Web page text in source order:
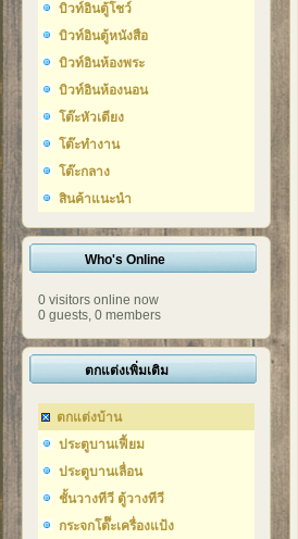
บิวท์อินตู้โชว์
บิวท์อินตู้หนังสือ
บิวท์อินห้องพระ
บิวท์อินห้องนอน
โต๊ะหัวเตียง
โต๊ะทำงาน
โต๊ะกลาง
สินค้าแนะนำ
Who's Online
0 visitors online now
0 guests, 0 members
ตกแต่งเพิ่มเติม
ตกแต่งบ้าน
ประตูบานเฟี้ยม
ประตูบานเลื่อน
ชั้นวางทีวี ตู้วางทีวี
กระจกโต๊๊ะเครื่องแป้ง